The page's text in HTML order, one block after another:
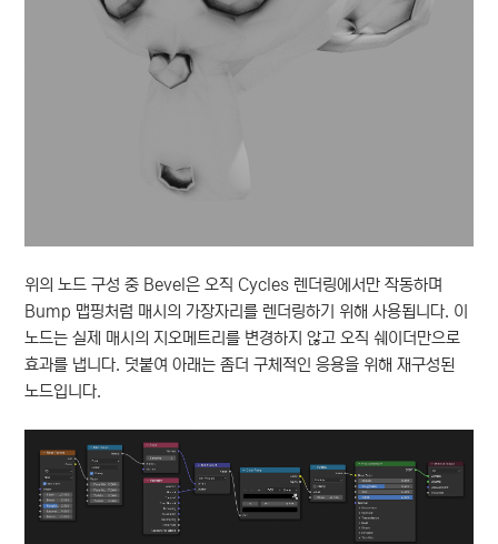
위의 노드 구성 중 Bevel은 오직 Cycles 렌더링에서만 작동하며
Bump 맵핑처럼 매시의 가장자리를 렌더링하기 위해 사용됩니다. 이
노드는 실제 매시의 지오메트리를 변경하지 않고 오직 쉐이더만으로
효과를 냅니다. 덧붙여 아래는 좀더 구체적인 응용을 위해 재구성된
노드입니다.